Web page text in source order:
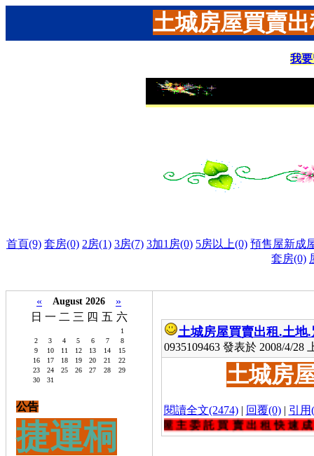
土城房屋買賣
我
首頁(9) 套房(0) 2房(1) 3房(7) 3加1房(0) 5房以上(0) 預售屋新成
套房(0)
« August 2026
»
日 一 二 三 四 五 六
1
2
3 4 5 6 7
8
9
10 11 12 13 14
15
16
17 18 19 20 21
22
23
24 25 26 27 28
29
30
31
公告
捷運桐
土城房屋買賣出租.土地
0935109463 發表於 2008/4/28
土城房
閱讀全文(2474)| 回覆(0)| 引用
歡 迎 屋 主 委 託 買 賣 出 租 快 速 成